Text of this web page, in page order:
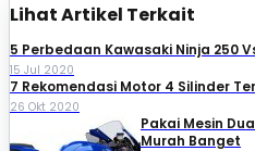
Lihat Artikel Terkait
5 Perbedaan Kawasaki Ninja 250
15 Jul 2020
7 Rekomendasi Motor 4 Silinder
26 Okt 2020
Pakai Mesin
Murah Banget